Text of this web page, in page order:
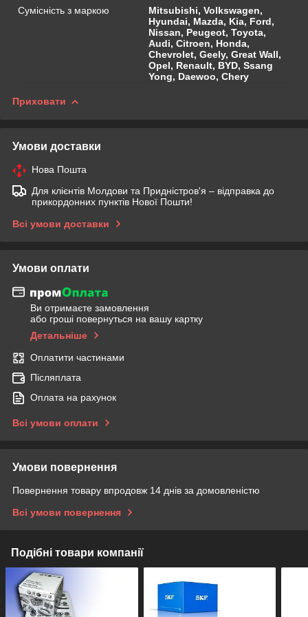
Сумісність з маркою
Mitsubishi, Volkswagen,
Hyundai, Mazda, Kia, Ford,
Nissan, Peugeot, Toyota,
Audi, Citroen, Honda,
Chevrolet, Geely, Great Wall,
Opel, Renault, BYD, Ssang
Yong, Daewoo, Chery
Приховати
Умови доставки
Нова Пошта
Для клієнтів Молдови та Придністров'я – відправка до
прикордонних пунктів Нової Пошти!
Всі умови доставки
Умови оплати
Ви отримаєте замовлення
або гроші повернуться на вашу картку
Детальніше
Оплатити частинами
Післяплата
Оплата на рахунок
Всі умови оплати
Умови повернення
Повернення товару впродовж 14 днів за домовленістю
Всі умови повернення
Подібні товари компанії